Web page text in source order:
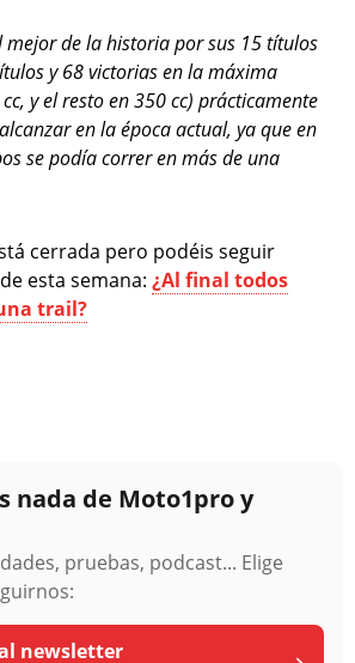
mejor de la historia por sus 15 títulos
y 68 victorias en la máxima
y el resto en 350 cc) prácticamente
en la época actual, ya que en
se podía correr en más de una
cerrada pero podéis seguir
esta semana: ¿Al final todos
trail?
nada de Moto1pro y
pruebas, podcast... Elige
newsletter